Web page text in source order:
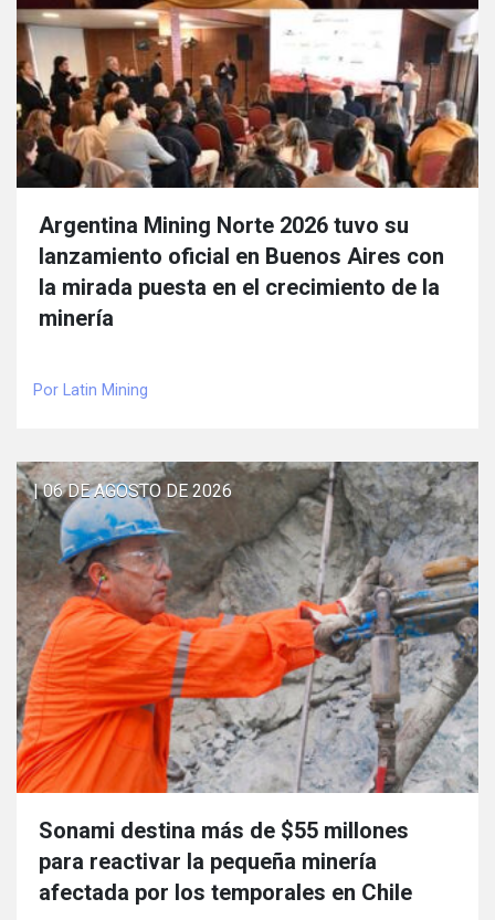
Argentina Mining Norte 2026 tuvo su
lanzamiento oficial en Buenos Aires con
la mirada puesta en el crecimiento de la
minería
Por Latin Mining
| 06 DE AGOSTO DE 2026
Sonami destina más de $55 millones
para reactivar la pequeña minería
afectada por los temporales en Chile